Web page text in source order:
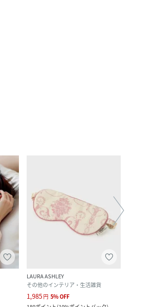
LAURA ASHLEY
その他のインテリア・生活雑貨
1,985円 5%OFF